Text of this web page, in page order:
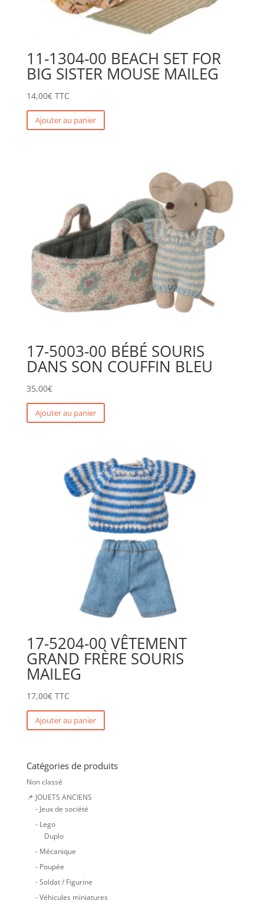
11-1304-00 BEACH SET FOR
BIG SISTER MOUSE MAILEG
14,00€ TTC
Ajouter au panier
17-5003-00 BÉBÉ SOURIS
DANS SON COUFFIN BLEU
35,00€
Ajouter au panier
17-5204-00 VÊTEMENT
GRAND FRÈRE SOURIS
MAILEG
17,00€ TTC
Ajouter au panier
Catégories de produits
Non classé
📌 JOUETS ANCIENS
- Jeux de société
- Lego
Duplo
- Mécanique
- Poupée
- Soldat / Figurine
- Véhicules miniatures